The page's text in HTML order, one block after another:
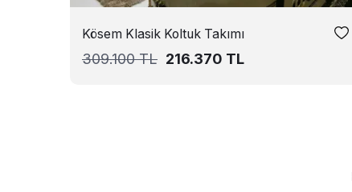
Kösem Klasik Koltuk Takımı
309.100TL 216.370 TL